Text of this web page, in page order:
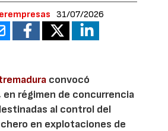
31/07/2026
convocó
en régimen de concurrencia
al control del
en explotaciones de